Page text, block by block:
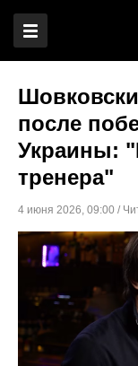
после
Украины:
тренера"
4 июня 2026, 09:00 /